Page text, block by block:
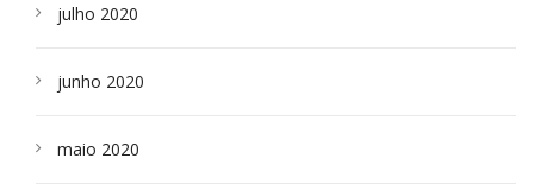
julho 2020
junho 2020
maio 2020